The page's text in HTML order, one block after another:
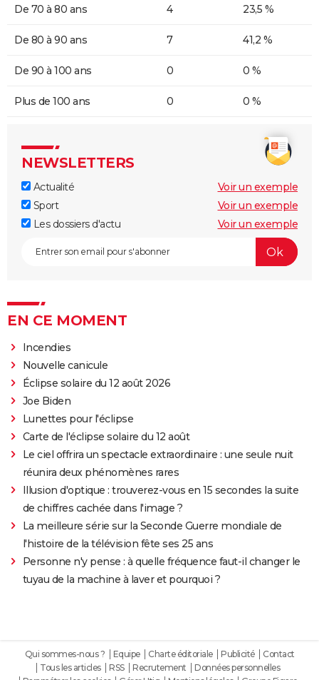
De 70 à 80 ans 4 23,5 %
De 80 à 90 ans 7 41,2 %
De 90 à 100 ans 0 0 %
Plus de 100 ans 0 0 %
NEWSLETTERS
Actualité
Voir un exemple
Sport
Voir un exemple
Les dossiers d'actu
Voir un exemple
EN CE MOMENT
Incendies
Nouvelle canicule
Éclipse solaire du 12 août 2026
Joe Biden
Lunettes pour l'éclipse
Carte de l'éclipse solaire du 12 août
Le ciel offrira un spectacle extraordinaire : une seule nuit
réunira deux phénomènes rares
Illusion d'optique : trouverez-vous en 15 secondes la suite
de chiffres cachée dans l'image ?
La meilleure série sur la Seconde Guerre mondiale de
l'histoire de la télévision fête ses 25 ans
Personne n'y pense : à quelle fréquence faut-il changer le
tuyau de la machine à laver et pourquoi ?
Qui sommes-nous ? Equipe Charte éditoriale Publicité
Contact
Tous les articles
RSS Recrutement
Données personnelles